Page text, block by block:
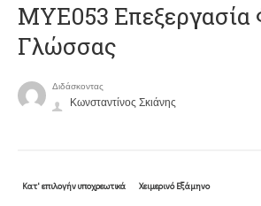
ΜΥΕ053 Επεξεργασία
Γλώσσας
Διδάσκοντας
Κωνσταντίνος Σκιάνης
Κατ' επιλογήν υποχρεωτικά Χειμερινό Εξάμηνο